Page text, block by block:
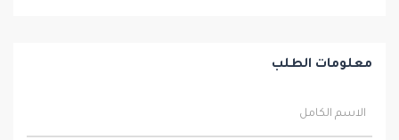
معلومات الطلب